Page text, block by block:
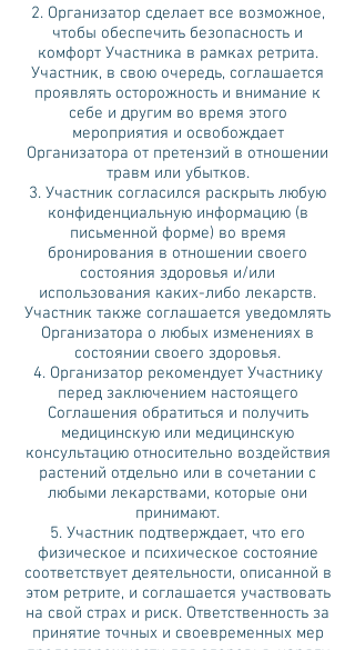
2. Организатор сделает все возможное,
чтобы обеспечить безопасность и
комфорт Участника в рамках ретрита.
Участник, в свою очередь, соглашается
проявлять осторожность и внимание к
себе и другим во время этого
мероприятия и освобождает
Организатора от претензий в отношении
травм или убытков.
3. Участник согласился раскрыть любую
конфиденциальную информацию (в
письменной форме) во время
бронирования в отношении своего
состояния здоровья и/или
использования каких-либо лекарств.
Участник также соглашается уведомлять
Организатора о любых изменениях в
состоянии своего здоровья.
4. Организатор рекомендует Участнику
перед заключением настоящего
Соглашения обратиться и получить
медицинскую или медицинскую
консультацию относительно воздействия
растений отдельно или в сочетании с
любыми лекарствами, которые они
принимают.
5. Участник подтверждает, что его
физическое и психическое состояние
соответствует деятельности, описанной в
этом ретрите, и соглашается участвовать
на свой страх и риск. Ответственность за
принятие точных и своевременных мер